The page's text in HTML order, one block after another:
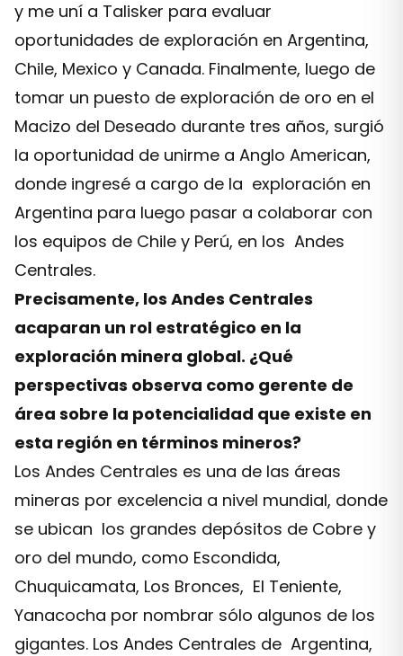
y me uní a Talisker para evaluar
oportunidades de exploración en Argentina,
Chile, Mexico y Canada. Finalmente, luego de
tomar un puesto de exploración de oro en el
Macizo del Deseado durante tres años, surgió
la oportunidad de unirme a Anglo American,
donde ingresé a cargo de la exploración en
Argentina para luego pasar a colaborar con
los equipos de Chile y Perú, en los Andes
Centrales.
Precisamente, los Andes Centrales
acaparan un rol estratégico en la
exploración minera global. ¿Qué
perspectivas observa como gerente de
área sobre la potencialidad que existe en
esta región en términos mineros?
Los Andes Centrales es una de las áreas
mineras por excelencia a nivel mundial, donde
se ubican los grandes depósitos de Cobre y
oro del mundo, como Escondida,
Chuquicamata, Los Bronces, El Teniente,
Yanacocha por nombrar sólo algunos de los
gigantes. Los Andes Centrales de Argentina,